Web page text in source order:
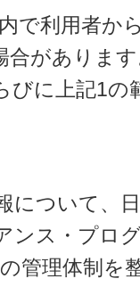
で利用者か
合がありま
びに上記1の
について、
ンス・プロ
管理体制を